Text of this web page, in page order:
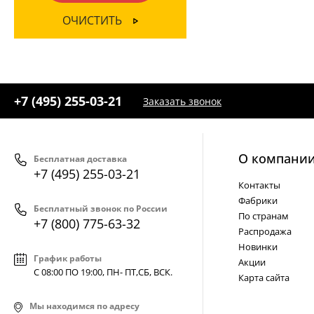
ОЧИСТИТЬ
+7 (495) 255-03-21 Заказать звонок
Бесплатная доставка
+7 (495) 255-03-21
Бесплатный звонок по России
+7 (800) 775-63-32
График работы
С 08:00 ПО 19:00, ПН- ПТ,СБ, ВСК.
Мы находимся по адресу
О
Контакты
Фабрики
По странам
Распродажа
Новинки
Акции
Карта сайта